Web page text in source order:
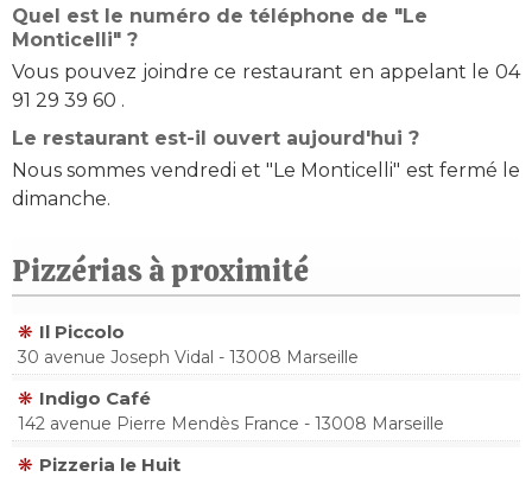
Quel est le numéro de téléphone de "Le
Monticelli" ?
Vous pouvez joindre ce restaurant en appelant le 04
91 29 39 60 .
Le restaurant est-il ouvert aujourd'hui ?
Nous sommes vendredi et "Le Monticelli" est fermé le
dimanche.
Pizzérias à proximité
Il Piccolo
30 avenue Joseph Vidal - 13008 Marseille
Indigo Café
142 avenue Pierre Mendès France - 13008 Marseille
Pizzeria le Huit